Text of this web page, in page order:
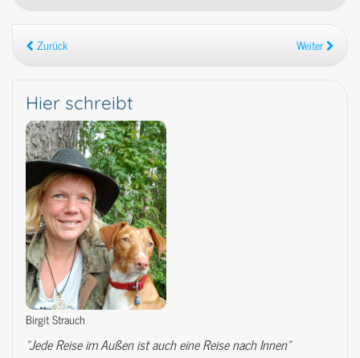
Zurück Weiter
Hier schreibt
Birgit Strauch
"Jede Reise im Außen ist auch eine Reise nach Innen"